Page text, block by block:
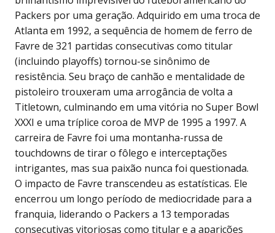
Packers por uma geração. Adquirido em uma troca de
Atlanta em 1992, a sequência de homem de ferro de
Favre de 321 partidas consecutivas como titular
(incluindo playoffs) tornou-se sinônimo de
resistência. Seu braço de canhão e mentalidade de
pistoleiro trouxeram uma arrogância de volta a
Titletown, culminando em uma vitória no Super Bowl
XXXI e uma tríplice coroa de MVP de 1995 a 1997. A
carreira de Favre foi uma montanha-russa de
touchdowns de tirar o fôlego e interceptações
intrigantes, mas sua paixão nunca foi questionada.
O impacto de Favre transcendeu as estatísticas. Ele
encerrou um longo período de mediocridade para a
franquia, liderando o Packers a 13 temporadas
consecutivas vitoriosas como titular e a aparições